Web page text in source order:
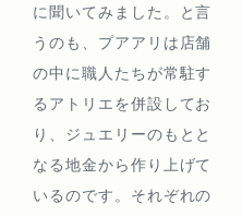
に聞いてみました。と言
うのも、プアアリは店舗
の中に職人たちが常駐す
るアトリエを併設してお
り、ジュエリーのもとと
なる地金から作り上げて
いるのです。それぞれの